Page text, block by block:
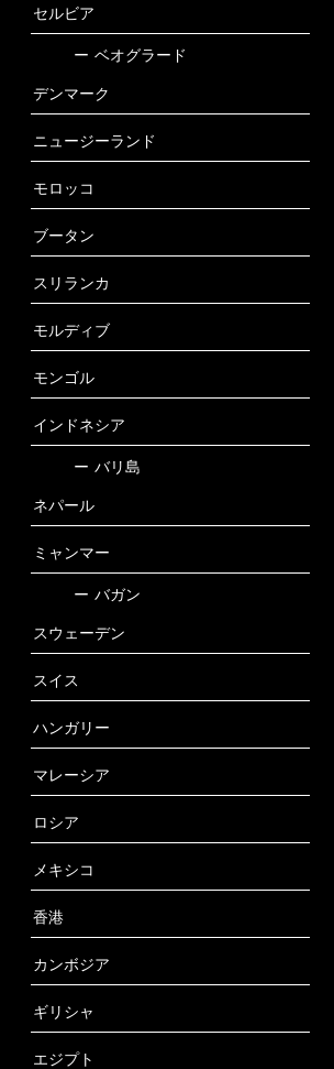
セルビア
ー ベオグラード
デンマーク
ニュージーランド
モロッコ
ブータン
スリランカ
モルディブ
モンゴル
インドネシア
ー バリ島
ネパール
ミャンマー
ー バガン
スウェーデン
スイス
ハンガリー
マレーシア
ロシア
メキシコ
香港
カンボジア
ギリシャ
エジプト